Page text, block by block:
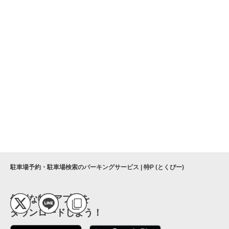
駐車場予約・駐車場検索のパーキングサービス | 特P (とくぴー)
便利な特Pアプリを
ダウンロードしよう！